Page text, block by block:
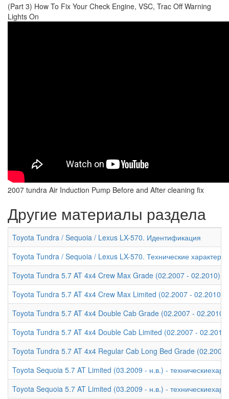
(Part 3) How To Fix Your Check Engine, VSC, Trac Off Warning
Lights On
2007 tundra Air Induction Pump Before and After cleaning fix
Другие материалы раздела
Toyota Tundra / Sequoia / Lexus LX-570. Идентификация
Toyota Tundra / Sequoia / Lexus LX-570. Технические
Toyota Tundra 5.7 AT 4x4 Crew Max Grade (02.2007 - 02.2010) -
Toyota Tundra 5.7 AT 4x4 Crew Max Limited (02.2007 - 02.2010) -
Toyota Tundra 5.7 AT 4x4 Double Cab Grade (02.2007 - 02.2010)
Toyota Tundra 5.7 AT 4x4 Double Cab Limited (02.2007 - 02.2010)
Toyota Tundra 5.7 AT 4x4 Regular Cab Long Bed Grade (02.2007
Toyota Sequoia 5.7 AT Limited (03.2009 - н.в.) -
Toyota Sequoia 5.7 AT Limited (03.2009 - н.в.) -